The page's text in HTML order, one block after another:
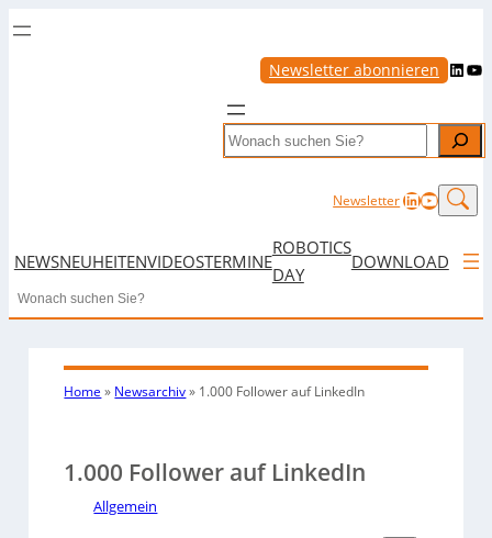
Newsletter abonnieren LinkedIn YouTube
Search
NewsletterLinkedIn
NEWSNEUHEITENVIDEOSTERMINE
ROBOTICS
DAY
DOWNLOAD
Search
Home » Newsarchiv» 1.000 Follower auf LinkedIn
1.000 Follower auf LinkedIn
Allgemein